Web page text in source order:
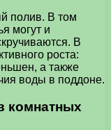
полив. В том
могут и
В
роста:
а также
воды в поддоне.
комнатных